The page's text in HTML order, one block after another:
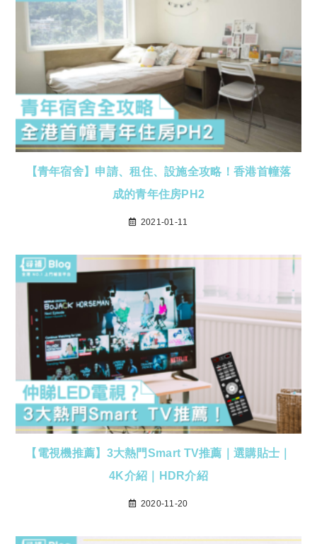
【青年宿舍】申請、租住、設施全攻略！香港首幢落
成的青年住房PH2
2021-01-11
【電視機推薦】3大熱門Smart TV推薦｜選購貼士｜
4K介紹｜HDR介紹
2020-11-20